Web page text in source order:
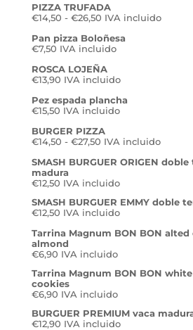
hasta
€7,90
precios:
desde
hasta
€27,50
PIZZA TRUFADA
€14,50 - €26,50Rango
precios:
desde
hasta
€26,50
IVA incluido
Pan pizza Boloñesa
€7,50 IVA incluido
ROSCA LOJEÑA
€13,90 IVA incluido
Pez espada plancha
€15,50 IVA incluido
BURGER PIZZA
€14,50 - €27,50Rango
precios:
€14,50
€27,50
IVA incluido
SMASH BURGUER ORIGEN
madura
€12,50 IVA incluido
SMASH BURGUER EMMY doble
€12,50 IVA incluido
Tarrina Magnum BON BON alted
almond
€6,90 IVA incluido
Tarrina Magnum BON BON
cookies
€6,90 IVA incluido
BURGUER PREMIUM vaca
€12,90 IVA incluido